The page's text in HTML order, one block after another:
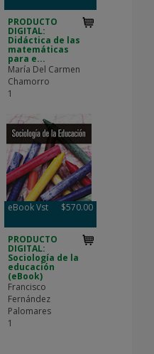
PRODUCTO
DIGITAL:
Didáctica de las
matemáticas
para e...
María Del Carmen
Chamorro
1
eBook Vst $570.00
PRODUCTO
DIGITAL:
Sociología de la
educación
(eBook)
Francisco
Fernández
Palomares
1